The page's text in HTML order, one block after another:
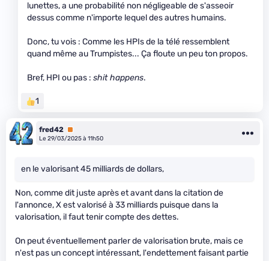
lunettes, a une probabilité non négligeable de s'asseoir
dessus comme n'importe lequel des autres humains.
Donc, tu vois : Comme les HPIs de la télé ressemblent
quand même au Trumpistes... Ça floute un peu ton propos.
Bref, HPI ou pas : shit happens.
1
fred42 Premium
Le 29/03/2025 à 11h50
en le valorisant 45 milliards de dollars,
Non, comme dit juste après et avant dans la citation de
l'annonce, X est valorisé à 33 milliards puisque dans la
valorisation, il faut tenir compte des dettes.
On peut éventuellement parler de valorisation brute, mais ce
n'est pas un concept intéressant, l'endettement faisant partie